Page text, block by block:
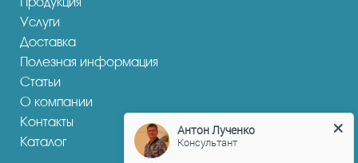
Услуги
Доставка
Полезная информация
Статьи
О компании
Контакты
Каталог
Антон Лученко
Консультант